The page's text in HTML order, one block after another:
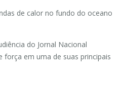
de calor no fundo do oceano
do Jornal Nacional
força em uma de suas principais